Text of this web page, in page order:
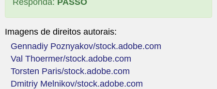
Imagens de direitos autorais:
Gennadiy Poznyakov/stock.adobe.com
Val Thoermer/stock.adobe.com
Torsten Paris/stock.adobe.com
Dmitriy Melnikov/stock.adobe.com